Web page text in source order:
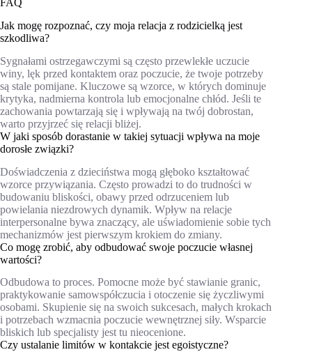
FAQ
Jak mogę rozpoznać, czy moja relacja z rodzicielką jest
szkodliwa?
Sygnałami ostrzegawczymi są często przewlekłe uczucie
winy, lęk przed kontaktem oraz poczucie, że twoje potrzeby
są stale pomijane. Kluczowe są wzorce, w których dominuje
krytyka, nadmierna kontrola lub emocjonalne chłód. Jeśli te
zachowania powtarzają się i wpływają na twój dobrostan,
warto przyjrzeć się relacji bliżej.
W jaki sposób dorastanie w takiej sytuacji wpływa na moje
dorosłe związki?
Doświadczenia z dzieciństwa mogą głęboko kształtować
wzorce przywiązania. Często prowadzi to do trudności w
budowaniu bliskości, obawy przed odrzuceniem lub
powielania niezdrowych dynamik. Wpływ na relacje
interpersonalne bywa znaczący, ale uświadomienie sobie tych
mechanizmów jest pierwszym krokiem do zmiany.
Co mogę zrobić, aby odbudować swoje poczucie własnej
wartości?
Odbudowa to proces. Pomocne może być stawianie granic,
praktykowanie samowspółczucia i otoczenie się życzliwymi
osobami. Skupienie się na swoich sukcesach, małych krokach
i potrzebach wzmacnia poczucie wewnętrznej siły. Wsparcie
bliskich lub specjalisty jest tu nieocenione.
Czy ustalanie limitów w kontakcie jest egoistyczne?